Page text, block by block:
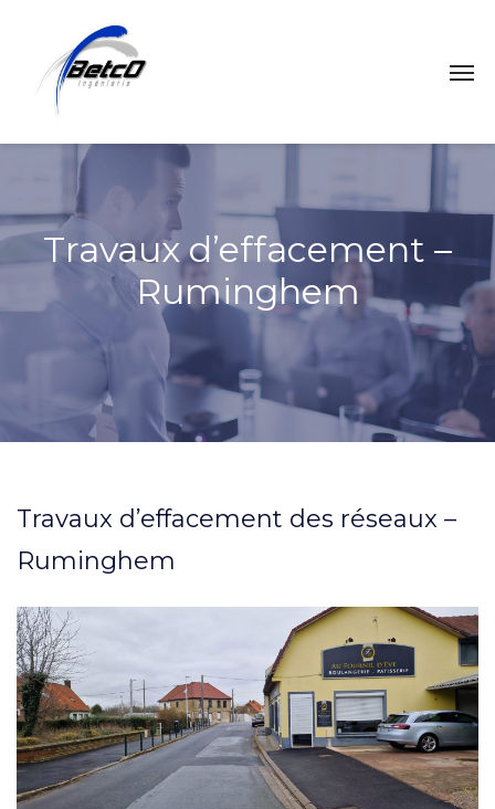
Travaux d’effacement –
Ruminghem
Travaux d’effacement des réseaux –
Ruminghem